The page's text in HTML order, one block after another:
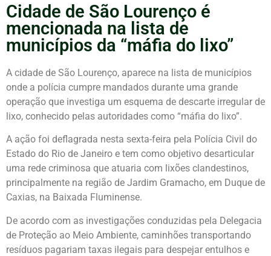
Cidade de São Lourenço é
mencionada na lista de
municípios da “máfia do lixo”
A cidade de São Lourenço, aparece na lista de municípios
onde a polícia cumpre mandados durante uma grande
operação que investiga um esquema de descarte irregular de
lixo, conhecido pelas autoridades como “máfia do lixo”.
A ação foi deflagrada nesta sexta-feira pela Polícia Civil do
Estado do Rio de Janeiro e tem como objetivo desarticular
uma rede criminosa que atuaria com lixões clandestinos,
principalmente na região de Jardim Gramacho, em Duque de
Caxias, na Baixada Fluminense.
De acordo com as investigações conduzidas pela Delegacia
de Proteção ao Meio Ambiente, caminhões transportando
resíduos pagariam taxas ilegais para despejar entulhos e